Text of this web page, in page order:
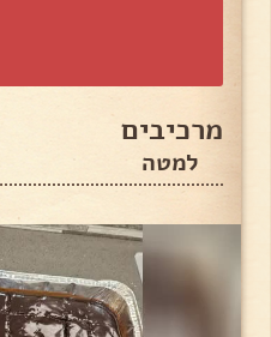
מרכיבים
למטה